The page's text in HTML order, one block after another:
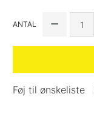
ANTAL
Føj til ønskeliste